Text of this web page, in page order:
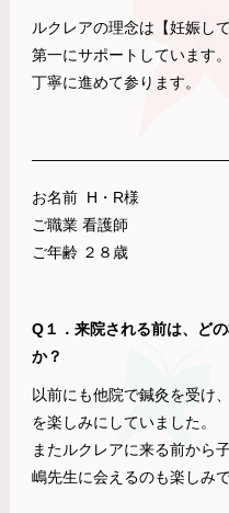
ルクレアの理念は【妊娠し
第一にサポートしています
丁寧に進めて参ります。
お名前 H・R様
ご職業 看護師
ご年齢 ２８歳
Q１．来院される前は、ど
か？
以前にも他院で鍼灸を受け
を楽しみにしていました。
またルクレアに来る前から
嶋先生に会えるのも楽しみで